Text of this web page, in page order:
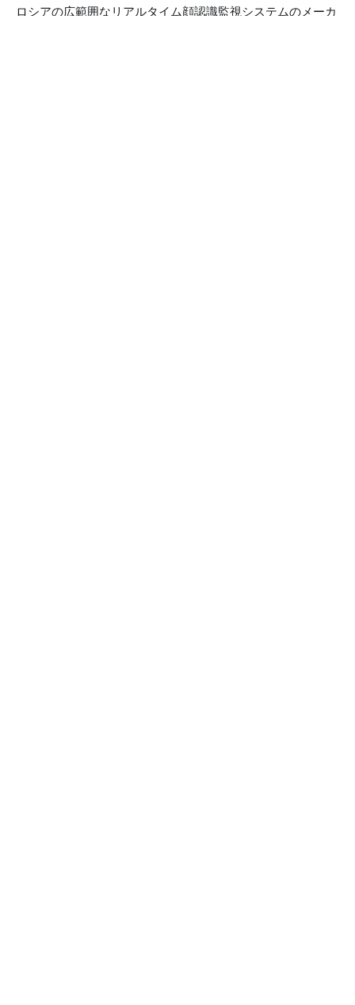
ロシアの広範囲なリアルタイム顔認識監視システムのメーカ